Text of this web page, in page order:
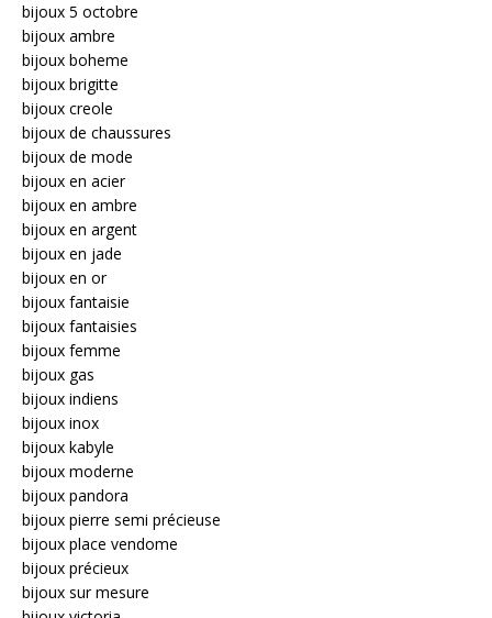
bijoux 5 octobre
bijoux ambre
bijoux boheme
bijoux brigitte
bijoux creole
bijoux de chaussures
bijoux de mode
bijoux en acier
bijoux en ambre
bijoux en argent
bijoux en jade
bijoux en or
bijoux fantaisie
bijoux fantaisies
bijoux femme
bijoux gas
bijoux indiens
bijoux inox
bijoux kabyle
bijoux moderne
bijoux pandora
bijoux pierre semi précieuse
bijoux place vendome
bijoux précieux
bijoux sur mesure